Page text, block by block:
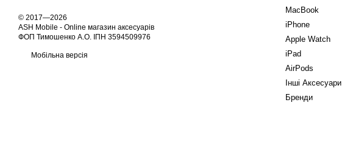
© 2017—2026
ASH Mobile - Online магазин аксесуарів
ФОП Тимошенко А.О. ІПН 3594509976
Мобільна версія
MacBook
iPhone
Apple Watch
iPad
AirPods
Інші Аксесуари
Бренди